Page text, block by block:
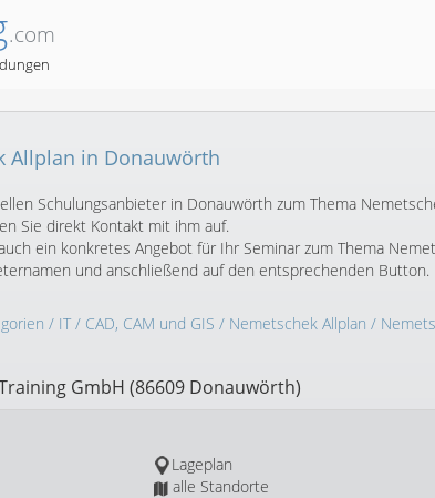
.com
Allplan in Donauwörth
Schulungsanbieter in Donauwörth zum Thema
Sie direkt Kontakt mit ihm auf.
ein konkretes Angebot für Ihr Seminar zum Thema
und anschließend auf den entsprechenden Button.
/ IT/ CAD, CAM und GIS / Nemetschek Allplan /
GmbH (86609 Donauwörth)
Lageplan
alle Standorte